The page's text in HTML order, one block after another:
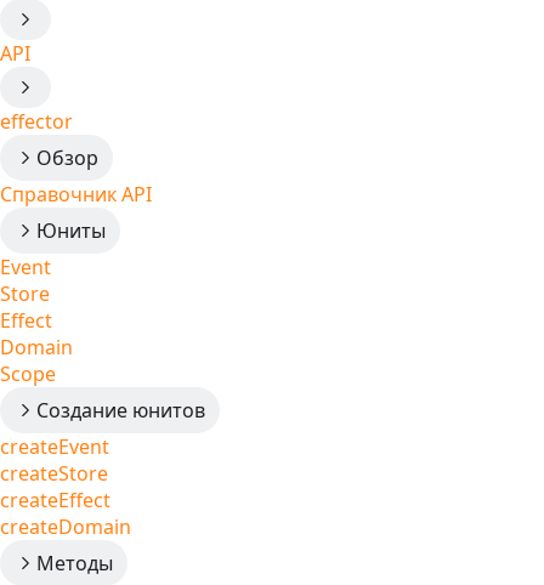
API
effector
Обзор
Справочник API
Юниты
Event
Store
Effect
Domain
Scope
Создание юнитов
createEvent
createStore
createEffect
createDomain
Методы